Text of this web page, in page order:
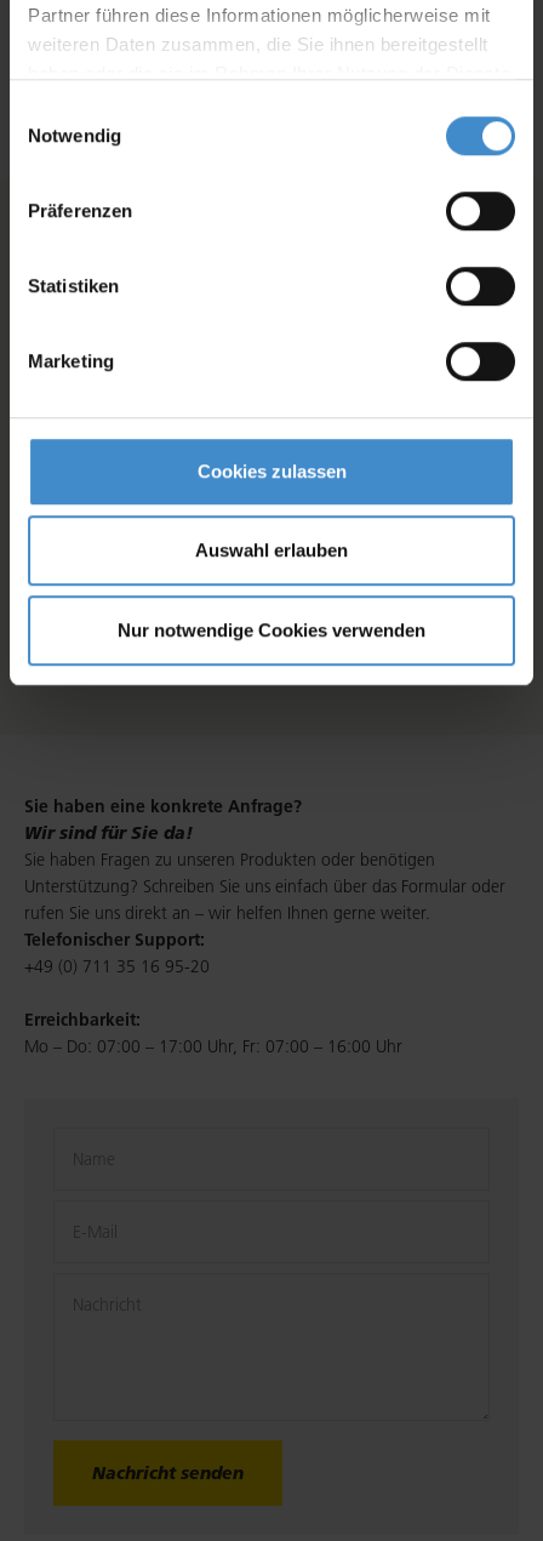
Partner führen diese Informationen möglicherweise mit
weiteren Daten zusammen, die Sie ihnen bereitgestellt
Notwendig
Präferenzen
Statistiken
Marketing
Cookies zulassen
Auswahl erlauben
Nur notwendige Cookies verwenden
Produktsicherheit
Preise und Bestellfunktion sind nur für
registrierte
Informationen zu sehen und direkt bestellen zu können.
Bestandskunden
Zum Login
Neukunden
Registrierung starten
Sie haben eine konkrete Anfrage?
Wir sind für Sie da!
Sie haben Fragen zu unseren Produkten oder benötigen
Unterstützung? Schreiben Sie uns einfach über das Formular oder
rufen Sie uns direkt an – wir helfen Ihnen gerne weiter.
Telefonischer Support:
+49 (0) 711 35 16 95-20
Erreichbarkeit:
Mo – Do: 07:00 – 17:00 Uhr, Fr: 07:00 – 16:00 Uhr
Name
E-Mail
Nachricht
Nachricht senden